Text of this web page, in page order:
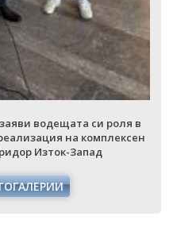
водещата си роля в
на комплексен
Изток-Запад